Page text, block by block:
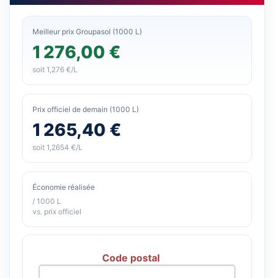
Meilleur prix Groupasol (1000 L)
1 276,00 €
soit 1,276 €/L
Prix officiel de demain (1000 L)
1 265,40 €
soit 1,2654 €/L
Économie réalisée
/ 1000 L
vs. prix officiel
Code postal